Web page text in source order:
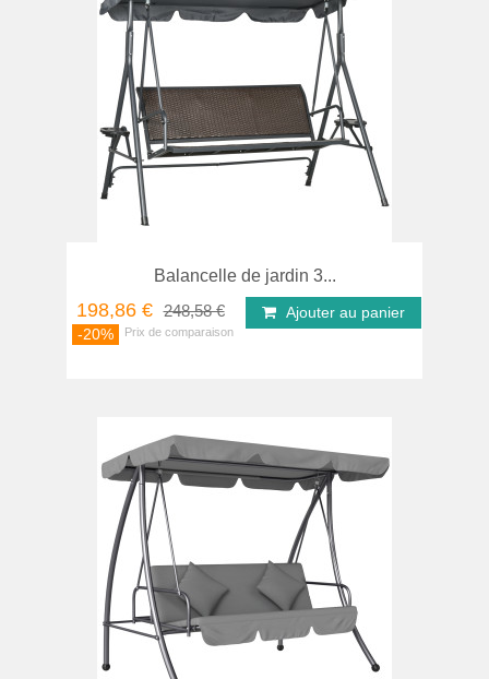
Balancelle de jardin 3...
198,86 € 248,58 €
-20%
Ajouter au panier